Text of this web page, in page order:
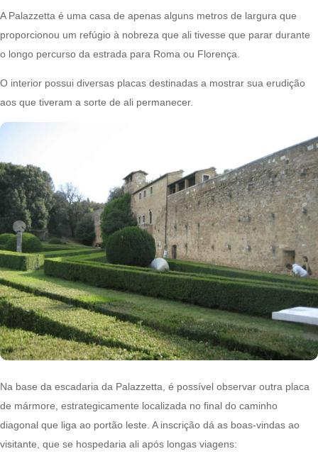
A Palazzetta é uma casa de apenas alguns metros de largura que
proporcionou um refúgio à nobreza que ali tivesse que parar durante
o longo percurso da estrada para Roma ou Florença.
O interior possui diversas placas destinadas a mostrar sua erudição
aos que tiveram a sorte de ali permanecer.
Na base da escadaria da Palazzetta, é possível observar outra placa
de mármore, estrategicamente localizada no final do caminho
diagonal que liga ao portão leste. A inscrição dá as boas-vindas ao
visitante, que se hospedaria ali após longas viagens: